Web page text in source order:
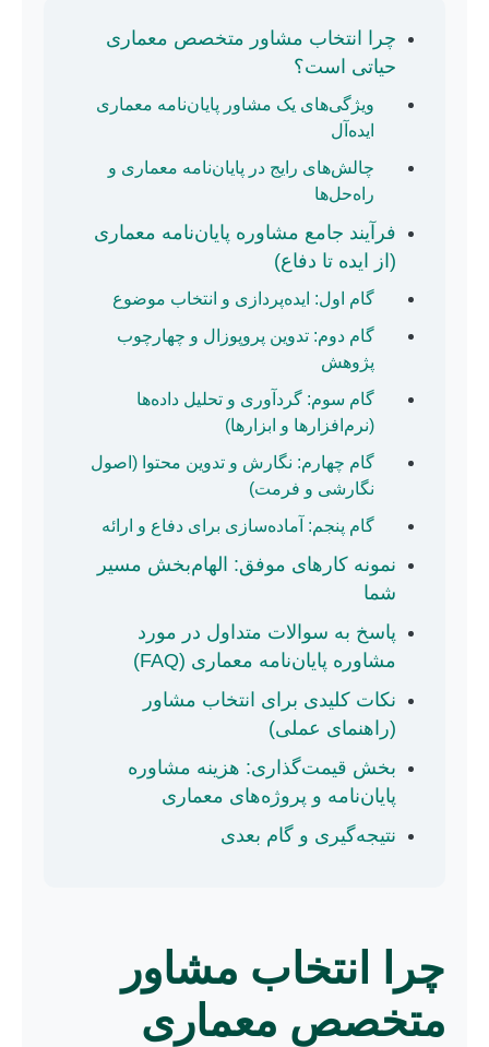
چرا انتخاب مشاور متخصص معماری
حیاتی است؟
ویژگی‌های یک مشاور پایان‌نامه معماری
ایده‌آل
چالش‌های رایج در پایان‌نامه معماری و
راه‌حل‌ها
فرآیند جامع مشاوره پایان‌نامه معماری
(از ایده تا دفاع)
گام اول: ایده‌پردازی و انتخاب موضوع
گام دوم: تدوین پروپوزال و چهارچوب
پژوهش
گام سوم: گردآوری و تحلیل داده‌ها
(نرم‌افزارها و ابزارها)
گام چهارم: نگارش و تدوین محتوا (اصول
نگارشی و فرمت)
گام پنجم: آماده‌سازی برای دفاع و ارائه
نمونه کارهای موفق: الهام‌بخش مسیر
شما
پاسخ به سوالات متداول در مورد
مشاوره پایان‌نامه معماری (FAQ)
نکات کلیدی برای انتخاب مشاور
(راهنمای عملی)
بخش قیمت‌گذاری: هزینه مشاوره
پایان‌نامه و پروژه‌های معماری
نتیجه‌گیری و گام بعدی
چرا انتخاب مشاور
متخصص معماری